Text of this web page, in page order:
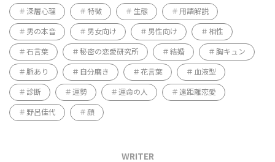
深層心理 特徴 生態 用語解説
男の本音 男女向け 男性向け 相性
石言葉 秘密の恋愛研究所 結婚 胸キュン
脈あり 自分磨き 花言葉 血液型
診断 運勢 運命の人 遠距離恋愛
野呂佳代 顔